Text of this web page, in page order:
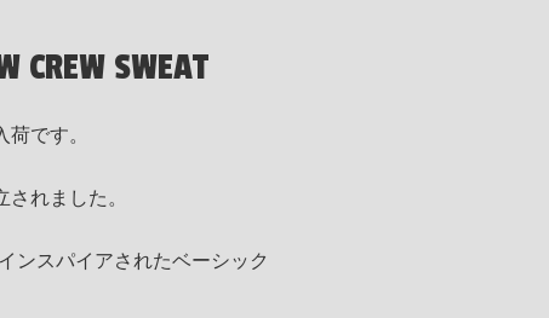
CREW SWEAT
です。
れました。
ンスパイアされたベーシック